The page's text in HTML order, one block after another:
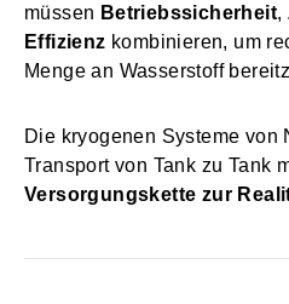
müssen Betriebssicherheit,
Effizienz kombinieren, um
Menge an Wasserstoff
Die kryogenen Systeme von
Transport von Tank zu Tank
Versorgungskette zur